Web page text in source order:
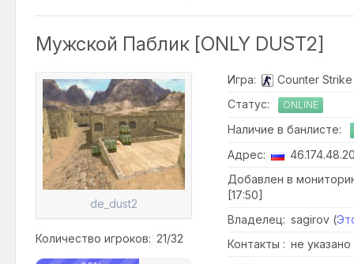
Мужской Паблик [ONLY DUST2]
de_dust2
Количество игроков: 21/32
Игра:
Counter Strike
Статус:
ONLINE
Наличие в банлисте:
Адрес:
Добавлен в
[17:50]
Владелец: sagirov (
Контакты : не указано